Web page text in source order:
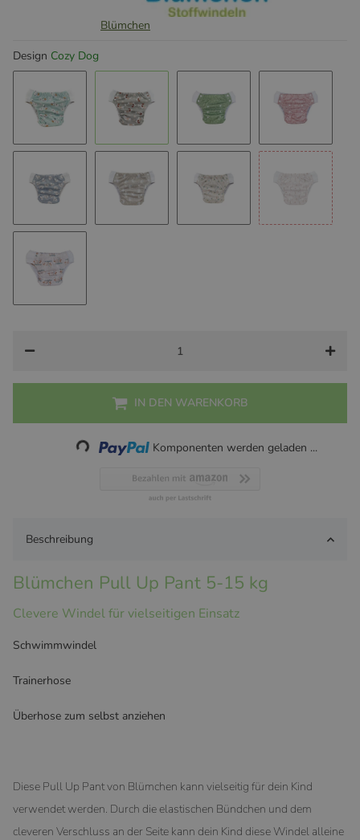
Blümchen
Design Cozy Dog
Cozy SchildkröteCozy Dog Floral Moss Floral
Süßer Fuchs
IN DEN WARENKORB
Loading... Komponenten werden geladen ...
Beschreibung
Blümchen Pull Up Pant 5-15 kg
Clevere Windel für vielseitigen Einsatz
Schwimmwindel
Trainerhose
Überhose zum selbst anziehen
Diese Pull Up Pant von Blümchen kann vielseitig für dein Kind
verwendet werden. Durch die elastischen Bündchen und dem
cleveren Verschluss an der Seite kann dein Kind diese Windel alleine